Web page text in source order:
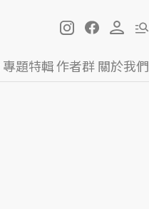
專題特輯作者群關於我們